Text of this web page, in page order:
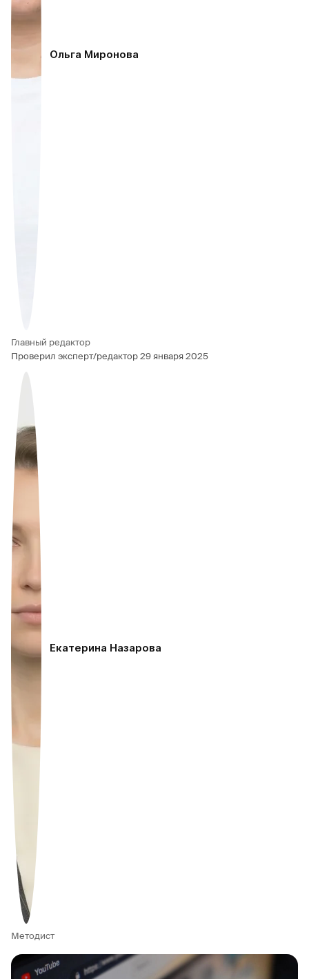
Ольга Миронова
Главный редактор
Проверил эксперт/редактор29 января 2025
Екатерина Назарова
Методист